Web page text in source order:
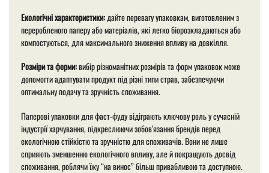
Екологічні характеристики:дайте перевагу упаковкам, виготовленим з
переробленого паперу або матеріалів, які легко біорозкладаються або
компостуються, для максимального зниження впливу на довкілля.
Розміри та форми:вибір різноманітних розмірів та форм упаковок може
допомогти адаптувати продукт під різні типи страв, забезпечуючи
оптимальну подачу та зручність споживання.
Паперові упаковки для фаст-фуду відіграють ключову роль у сучасній
індустрії харчування, підкреслюючи зобов’язання брендів перед
екологічною стійкістю та зручністю для споживачів. Вони не лише
сприяють зменшенню екологічного впливу, але й покращують досвід
споживання, роблячи їжу “на винос” більш привабливою та доступною.